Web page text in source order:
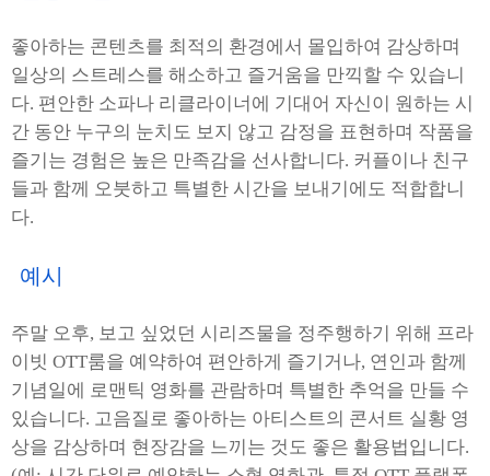
좋아하는 콘텐츠를 최적의 환경에서 몰입하여 감상하며
일상의 스트레스를 해소하고 즐거움을 만끽할 수 있습니
다. 편안한 소파나 리클라이너에 기대어 자신이 원하는 시
간 동안 누구의 눈치도 보지 않고 감정을 표현하며 작품을
즐기는 경험은 높은 만족감을 선사합니다. 커플이나 친구
들과 함께 오붓하고 특별한 시간을 보내기에도 적합합니
다.
예시
주말 오후, 보고 싶었던 시리즈물을 정주행하기 위해 프라
이빗 OTT룸을 예약하여 편안하게 즐기거나, 연인과 함께
기념일에 로맨틱 영화를 관람하며 특별한 추억을 만들 수
있습니다. 고음질로 좋아하는 아티스트의 콘서트 실황 영
상을 감상하며 현장감을 느끼는 것도 좋은 활용법입니다.